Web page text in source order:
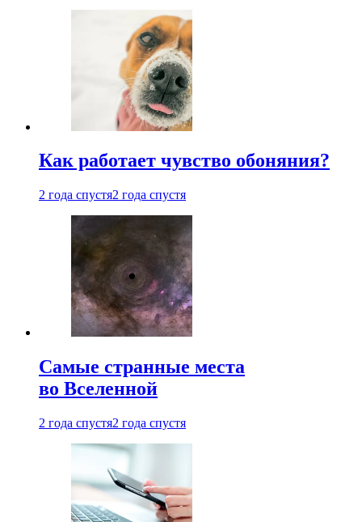
Как работает чувство обоняния?
2 года спустя2 года спустя
Самые странные места
во Вселенной
2 года спустя2 года спустя